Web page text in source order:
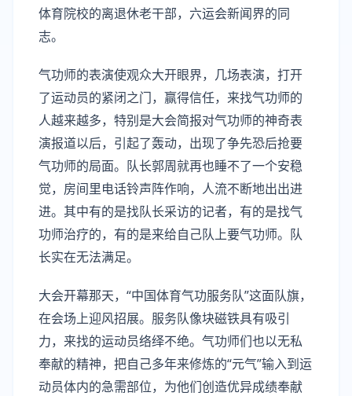
体育院校的离退休老干部，六运会新闻界的同
志。
气功师的表演使观众大开眼界，几场表演，打开
了运动员的紧闭之门，赢得信任，来找气功师的
人越来越多，特别是大会简报对气功师的神奇表
演报道以后，引起了轰动，出现了争先恐后抢要
气功师的局面。队长郭周就再也睡不了一个安稳
觉，房间里电话铃声阵作响，人流不断地出出进
进。其中有的是找队长采访的记者，有的是找气
功师治疗的，有的是来给自己队上要气功师。队
长实在无法满足。
大会开幕那天，“中国体育气功服务队”这面队旗，
在会场上迎风招展。服务队像块磁铁具有吸引
力，来找的运动员络绎不绝。气功师们也以无私
奉献的精神，把自己多年来修炼的“元气”输入到运
动员体内的急需部位，为他们创造优异成绩奉献